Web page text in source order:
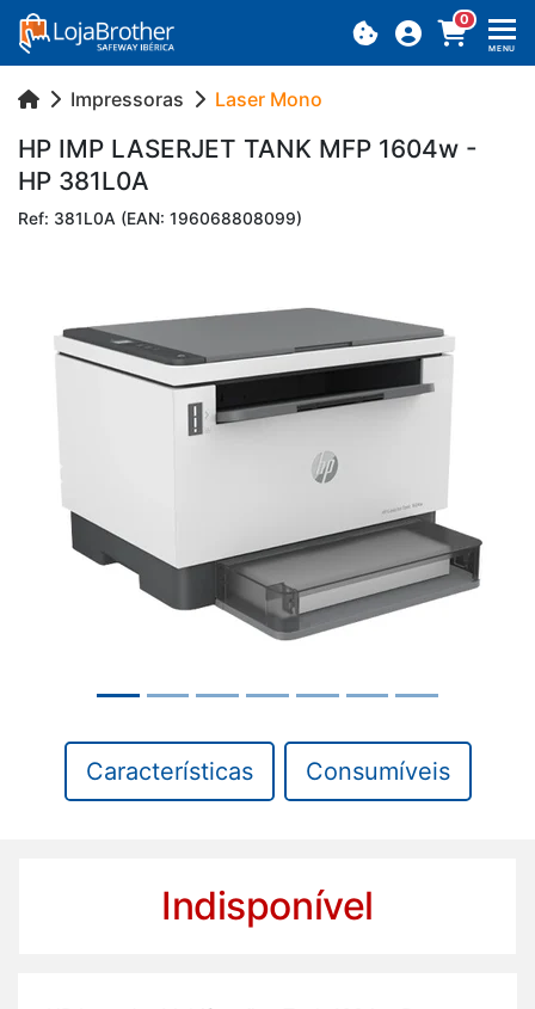
0
MENU
Impressoras Laser Mono
HP IMP LA­SERJET TANK MFP 1604w -
HP 381L0A
Ref: 381L0A (EAN: 196068808099)
Características Consumíveis
Indisponível